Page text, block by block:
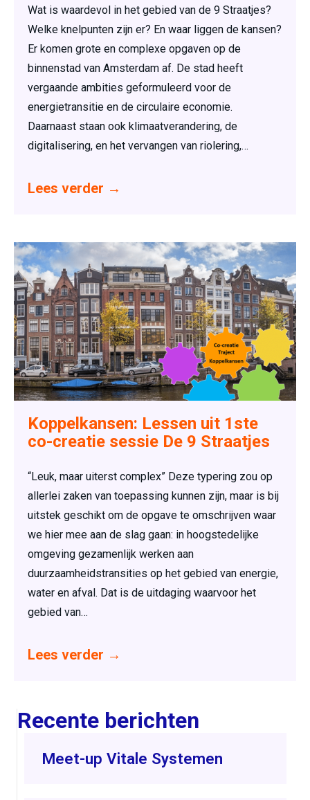
Wat is waardevol in het gebied van de 9 Straatjes?
Welke knelpunten zijn er? En waar liggen de kansen?
Er komen grote en complexe opgaven op de
binnenstad van Amsterdam af. De stad heeft
vergaande ambities geformuleerd voor de
energietransitie en de circulaire economie.
Daarnaast staan ook klimaatverandering, de
digitalisering, en het vervangen van riolering,…
Lees verder →
Koppelkansen: Lessen uit 1ste
co-creatie sessie De 9 Straatjes
“Leuk, maar uiterst complex” Deze typering zou op
allerlei zaken van toepassing kunnen zijn, maar is bij
uitstek geschikt om de opgave te omschrijven waar
we hier mee aan de slag gaan: in hoogstedelijke
omgeving gezamenlijk werken aan
duurzaamheidstransities op het gebied van energie,
water en afval. Dat is de uitdaging waarvoor het
gebied van…
Lees verder →
Recente berichten
Meet-up Vitale Systemen